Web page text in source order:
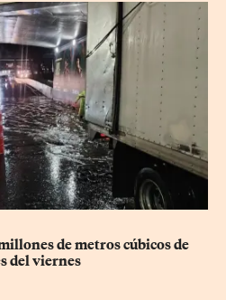
de metros cúbicos de
del viernes